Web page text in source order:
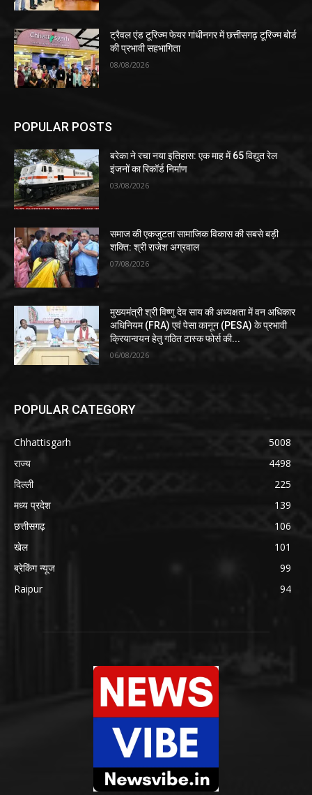
ट्रैवल एंड टूरिज्म फेयर गांधीनगर में छत्तीसगढ़ टूरिज्म बोर्ड
की प्रभावी सहभागिता
08/08/2026
POPULAR POSTS
बरेका ने रचा नया इतिहास: एक माह में 65 विद्युत रेल
इंजनों का रिकॉर्ड निर्माण
03/08/2026
समाज की एकजुटता सामाजिक विकास की सबसे बड़ी
शक्ति: श्री राजेश अग्रवाल
07/08/2026
मुख्यमंत्री श्री विष्णु देव साय की अध्यक्षता में वन अधिकार
अधिनियम (FRA) एवं पेसा कानून (PESA) के प्रभावी
क्रियान्वयन हेतु गठित टास्क फोर्स की...
06/08/2026
POPULAR CATEGORY
Chhattisgarh
5008
राज्य
4498
दिल्ली
225
मध्य प्रदेश
139
छत्तीसगढ़
106
खेल
101
ब्रेकिंग न्यूज
99
Raipur
94